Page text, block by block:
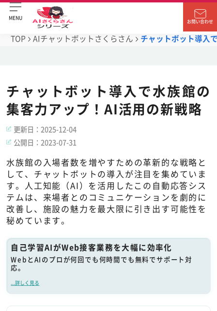
MENU
お問い合わせ
TOP AIチャットボットさくらさん チャットボット導入
チャットボット導入で水族館の
集客力アップ！AI活用の新戦略
更新日：2025-12-04
公開日：2023-07-31
水族館の入場者数を増やすための革新的な戦略と
して、チャットボットの導入が注目を集めていま
す。人工知能（AI）を活用したこの自動応答シス
テムは、来場者とのコミュニケーションを劇的に
改善し、施設の魅力を最大限に引き出す可能性を
秘めています。
自己学習AIがWeb接客業務を大幅に効率化
WebとAIのプロが何回でも何時間でも無料でサポート対
応。
...詳しく見る